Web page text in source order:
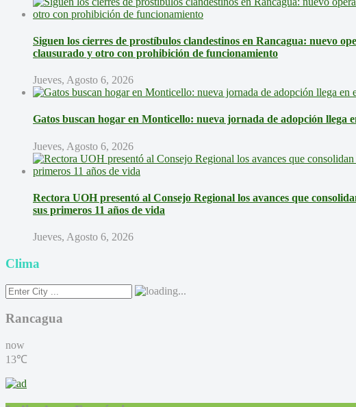
Siguen los cierres de prostíbulos clandestinos en Rancagua: nuevo
clausurado y otro con prohibición de funcionamiento
Jueves, Agosto 6, 2026
Gatos buscan hogar en Monticello: nueva jornada de adopción llega
Jueves, Agosto 6, 2026
Rectora UOH presentó al Consejo Regional los avances que
sus primeros 11 años de vida
Jueves, Agosto 6, 2026
Clima
Rancagua
now
13℃